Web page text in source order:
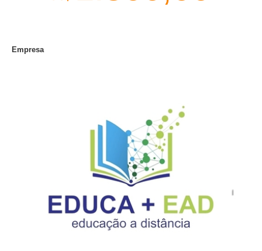
Empresa